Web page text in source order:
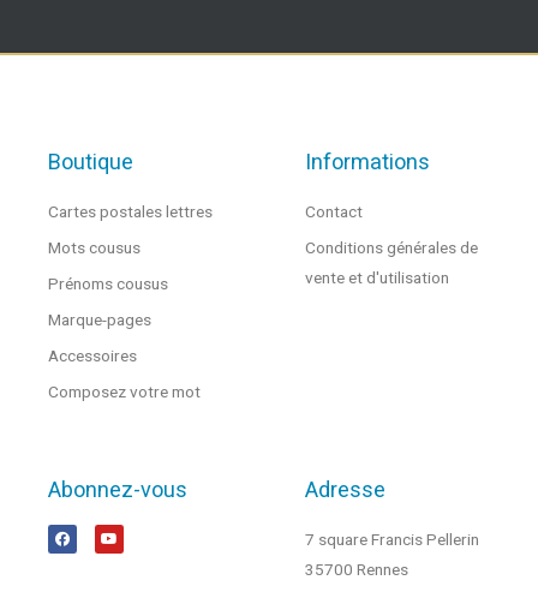
Boutique
Cartes postales lettres
Mots cousus
Prénoms cousus
Marque-pages
Accessoires
Composez votre mot
Informations
Contact
Conditions générales de
vente et d'utilisation
Abonnez-vous Adresse
7 square Francis Pellerin
35700 Rennes